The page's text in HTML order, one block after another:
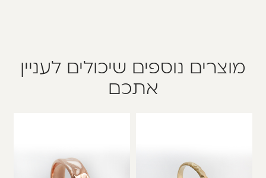
מוצרים נוספים שיכולים לעניין
אתכם